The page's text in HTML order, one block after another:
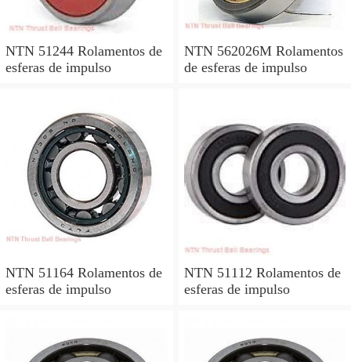
NTN 51244 Rolamentos de
esferas de impulso
NTN 562026M Rolamentos
de esferas de impulso
NTN 51164 Rolamentos de
esferas de impulso
NTN 51112 Rolamentos de
esferas de impulso